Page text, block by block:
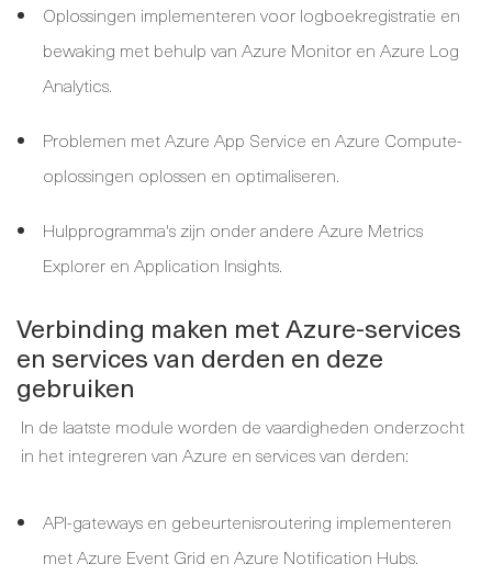
Oplossingen implementeren voor logboekregistratie en
bewaking met behulp van Azure Monitor en Azure Log
Analytics.
Problemen met Azure App Service en Azure Compute-
oplossingen oplossen en optimaliseren.
Hulpprogramma's zijn onder andere Azure Metrics
Explorer en Application Insights.
Verbinding maken met Azure-services
en services van derden en deze
gebruiken
In de laatste module worden de vaardigheden onderzocht
in het integreren van Azure en services van derden:
API-gateways en gebeurtenisroutering implementeren
met Azure Event Grid en Azure Notification Hubs.